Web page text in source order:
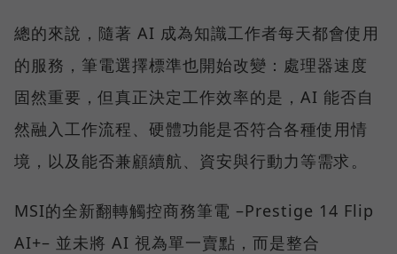
總的來說，隨著 AI 成為知識工作者每天都會使用
的服務，筆電選擇標準也開始改變：處理器速度
固然重要，但真正決定工作效率的是，AI 能否自
然融入工作流程、硬體功能是否符合各種使用情
境，以及能否兼顧續航、資安與行動力等需求。
MSI的全新翻轉觸控商務筆電 –Prestige 14 Flip
AI+– 並未將 AI 視為單一賣點，而是整合